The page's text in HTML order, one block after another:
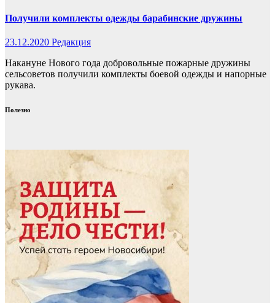
Получили комплекты одежды барабинские дружины
23.12.2020 Редакция
Накануне Нового года добровольные пожарные дружины
сельсоветов получили комплекты боевой одежды и напорные
рукава.
Полезно